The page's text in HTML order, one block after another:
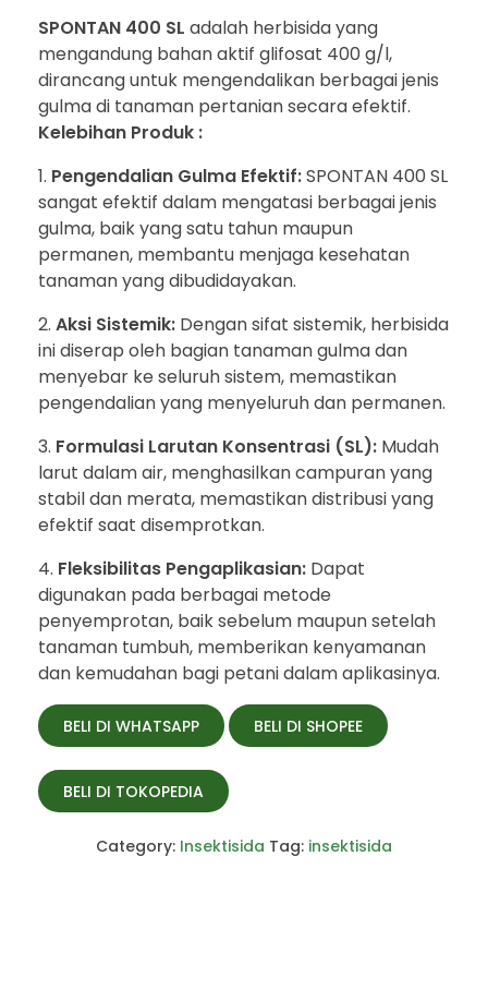
SPONTAN 400 SL adalah herbisida yang
mengandung bahan aktif glifosat 400 g/l,
dirancang untuk mengendalikan berbagai jenis
gulma di tanaman pertanian secara efektif.
Kelebihan Produk :
Pengendalian Gulma Efektif:SPONTAN 400 SL
sangat efektif dalam mengatasi berbagai jenis
gulma, baik yang satu tahun maupun
permanen, membantu menjaga kesehatan
tanaman yang dibudidayakan.
Aksi Sistemik: Dengan sifat sistemik, herbisida
ini diserap oleh bagian tanaman gulma dan
menyebar ke seluruh sistem, memastikan
pengendalian yang menyeluruh dan permanen.
Formulasi Larutan Konsentrasi (SL): Mudah
larut dalam air, menghasilkan campuran yang
stabil dan merata, memastikan distribusi yang
efektif saat disemprotkan.
Fleksibilitas Pengaplikasian: Dapat
digunakan pada berbagai metode
penyemprotan, baik sebelum maupun setelah
tanaman tumbuh, memberikan kenyamanan
dan kemudahan bagi petani dalam aplikasinya.
BELI DI WHATSAPP BELI DI SHOPEE
BELI DI TOKOPEDIA
Category: Insektisida Tag: insektisida